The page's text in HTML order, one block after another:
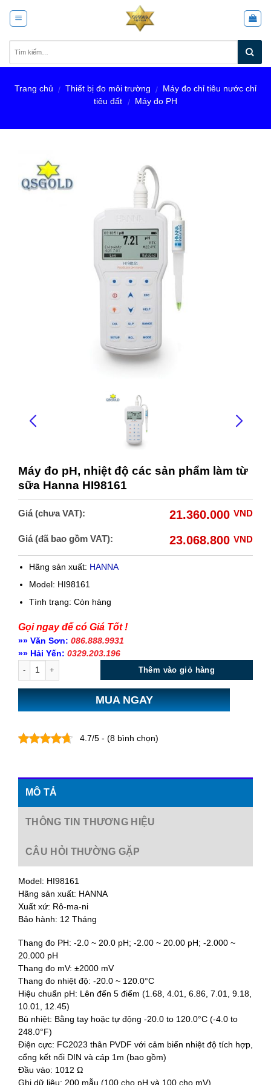
Trang chủ / Thiết bị đo môi trường /
Máy đo chỉ tiêu nước chỉ
tiêu đất / Máy đo PH
Máy đo pH, nhiệt độ các sản phẩm làm từ
sữa Hanna HI98161
Giá (chưa VAT): 21.360.000 VND
Giá (đã bao gồm VAT): 23.068.800 VND
Hãng sản xuất: HANNA
Model: HI98161
Tình trạng: Còn hàng
Gọi ngay để có Giá Tốt !
»» Văn Sơn: 086.888.9931
»» Hải Yến: 0329.203.196
Thêm vào giỏ hàng
MUA NGAY
4.7/5 - (8 bình chọn)
MÔ TẢ
THÔNG TIN THƯƠNG HIỆU
CÂU HỎI THƯỜNG GẶP
Model: HI98161
Hãng sản xuất: HANNA
Xuất xứ: Rô-ma-ni
Bảo hành: 12 Tháng
Thang đo PH: -2.0 ~ 20.0 pH; -2.00 ~ 20.00 pH; -2.000 ~
20.000 pH
Thang đo mV: ±2000 mV
Thang đo nhiệt độ: -20.0 ~ 120.0°C
Hiệu chuẩn pH: Lên đến 5 điểm (1.68, 4.01, 6.86, 7.01, 9.18,
10.01, 12.45)
Bù nhiệt: Bằng tay hoặc tự động -20.0 to 120.0°C (-4.0 to
248.0°F)
Điện cực: FC2023 thân PVDF với cảm biến nhiệt độ tích hợp,
cổng kết nối DIN và cáp 1m (bao gồm)
Đầu vào: 1012 Ω
Ghi dữ liệu: 200 mẫu (100 cho pH và 100 cho mV)